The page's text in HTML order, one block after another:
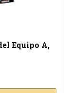
Equipo A,